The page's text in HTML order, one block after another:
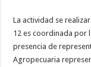
La actividad se
12 es coordinada por
presencia de
Agropecuaria